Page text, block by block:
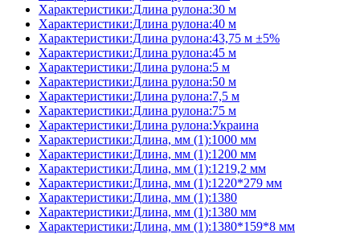
Характеристики:Длина рулона:30 м
Характеристики:Длина рулона:40 м
Характеристики:Длина рулона:43,75 м ±5%
Характеристики:Длина рулона:45 м
Характеристики:Длина рулона:5 м
Характеристики:Длина рулона:50 м
Характеристики:Длина рулона:7,5 м
Характеристики:Длина рулона:75 м
Характеристики:Длина рулона:Украина
Характеристики:Длина, мм (1):1000 мм
Характеристики:Длина, мм (1):1200 мм
Характеристики:Длина, мм (1):1219,2 мм
Характеристики:Длина, мм (1):1220*279 мм
Характеристики:Длина, мм (1):1380
Характеристики:Длина, мм (1):1380 мм
Характеристики:Длина, мм (1):1380*159*8 мм